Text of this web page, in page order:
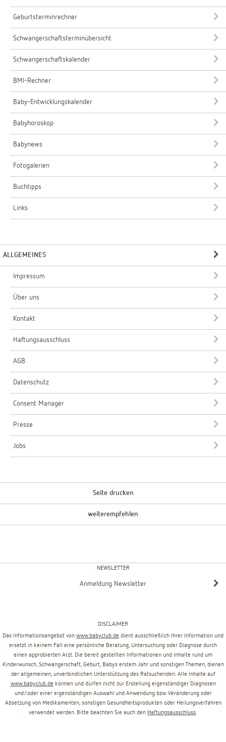
Geburtsterminrechner
Schwangerschaftsterminübersicht
Schwangerschaftskalender
BMI-Rechner
Baby-Entwicklungskalender
Babyhoroskop
Babynews
Fotogalerien
Buchtipps
Links
ALLGEMEINES
Impressum
Über uns
Kontakt
Haftungsausschluss
AGB
Datenschutz
Consent Manager
Presse
Jobs
Seite drucken
weiterempfehlen
NEWSLETTER
Anmeldung Newsletter
DISCLAIMER
Das Informationsangebot von www.babyclub.de dient ausschließlich Ihrer Information und
ersetzt in keinem Fall eine persönliche Beratung, Untersuchung oder Diagnose durch
einen approbierten Arzt. Die bereit gestellten Informationen und Inhalte rund um
Kinderwunsch, Schwangerschaft, Geburt, Babys erstem Jahr und sonstigen Themen, dienen
der allgemeinen, unverbindlichen Unterstützung des Ratsuchenden. Alle Inhalte auf
www.babyclub.de können und dürfen nicht zur Erstellung eigenständiger Diagnosen
und/oder einer eigenständigen Auswahl und Anwendung bzw. Veränderung oder
Absetzung von Medikamenten, sonstigen Gesundheitsprodukten oder Heilungsverfahren
verwendet werden. Bitte beachten Sie auch den Haftungsausschluss.